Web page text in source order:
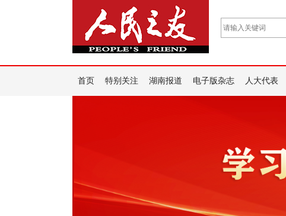
首页 特别关注 湖南报道 电子版杂志 人大代表